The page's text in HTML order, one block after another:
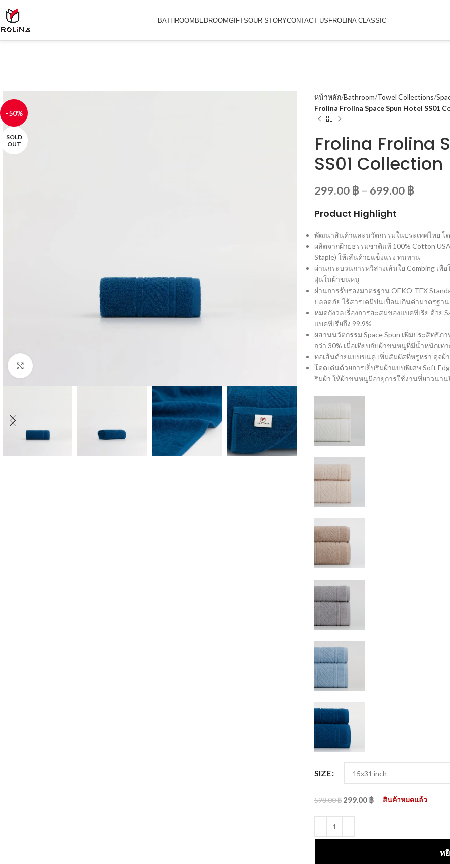
BATHROOMBEDROOMGIFTSOUR STORYCONTACT USFROLINA CLASSIC
-50%
SOLD
OUT
หน้าหลัก Bathroom Towel Collections
Frolina Frolina Space Spun Hotel SS01
Frolina Frolina
SS01 Collection
299.00 ฿ – 699.00 ฿
Product Highlight
พัฒนาสินค้าและนวัตกรรมในประเทศไทย โ
ผลิตจากฝ้ายธรรมชาติแท้ 100% Cotton
Staple) ให้เส้นด้ายแข็งแรง ทนทาน
ผ่านกระบวนการหวีสางเส้นใย Combing เพื่
ฝุ่นในผ้าขนหนู
ผ่านการรับรองมาตรฐาน OEKO-TEX
ปลอดภัย ไร้สารเคมีปนเปื้อนเกินค่ามาตรฐา
หมดกังวลเรื่องการสะสมของแบคทีเรีย ด้วย
แบคทีเรียถึง 99.9%
ผสานนวัตกรรม Space Spun เพิ่มประสิทธิภ
กว่า 30% เมื่อเทียบกับผ้าขนหนูที่มีน้ำหนักเท่
ทอเส้นด้ายแบบขนคู่ เพิ่มสัมผัสที่หรูหรา ดุจ
โดดเด่นด้วยการเย็บริมผ้าแบบพิเศษ​ Soft
ริมผ้า ให้ผ้าขนหนูมีอายุการใช้งานที่ยาวนา
SIZE
598.00฿ 299.00 ฿ สินค้าหมดแล้ว
ห